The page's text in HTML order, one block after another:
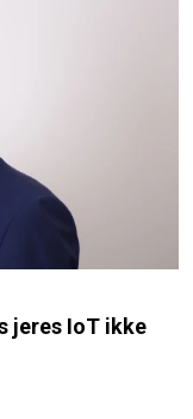
jeres IoT ikke